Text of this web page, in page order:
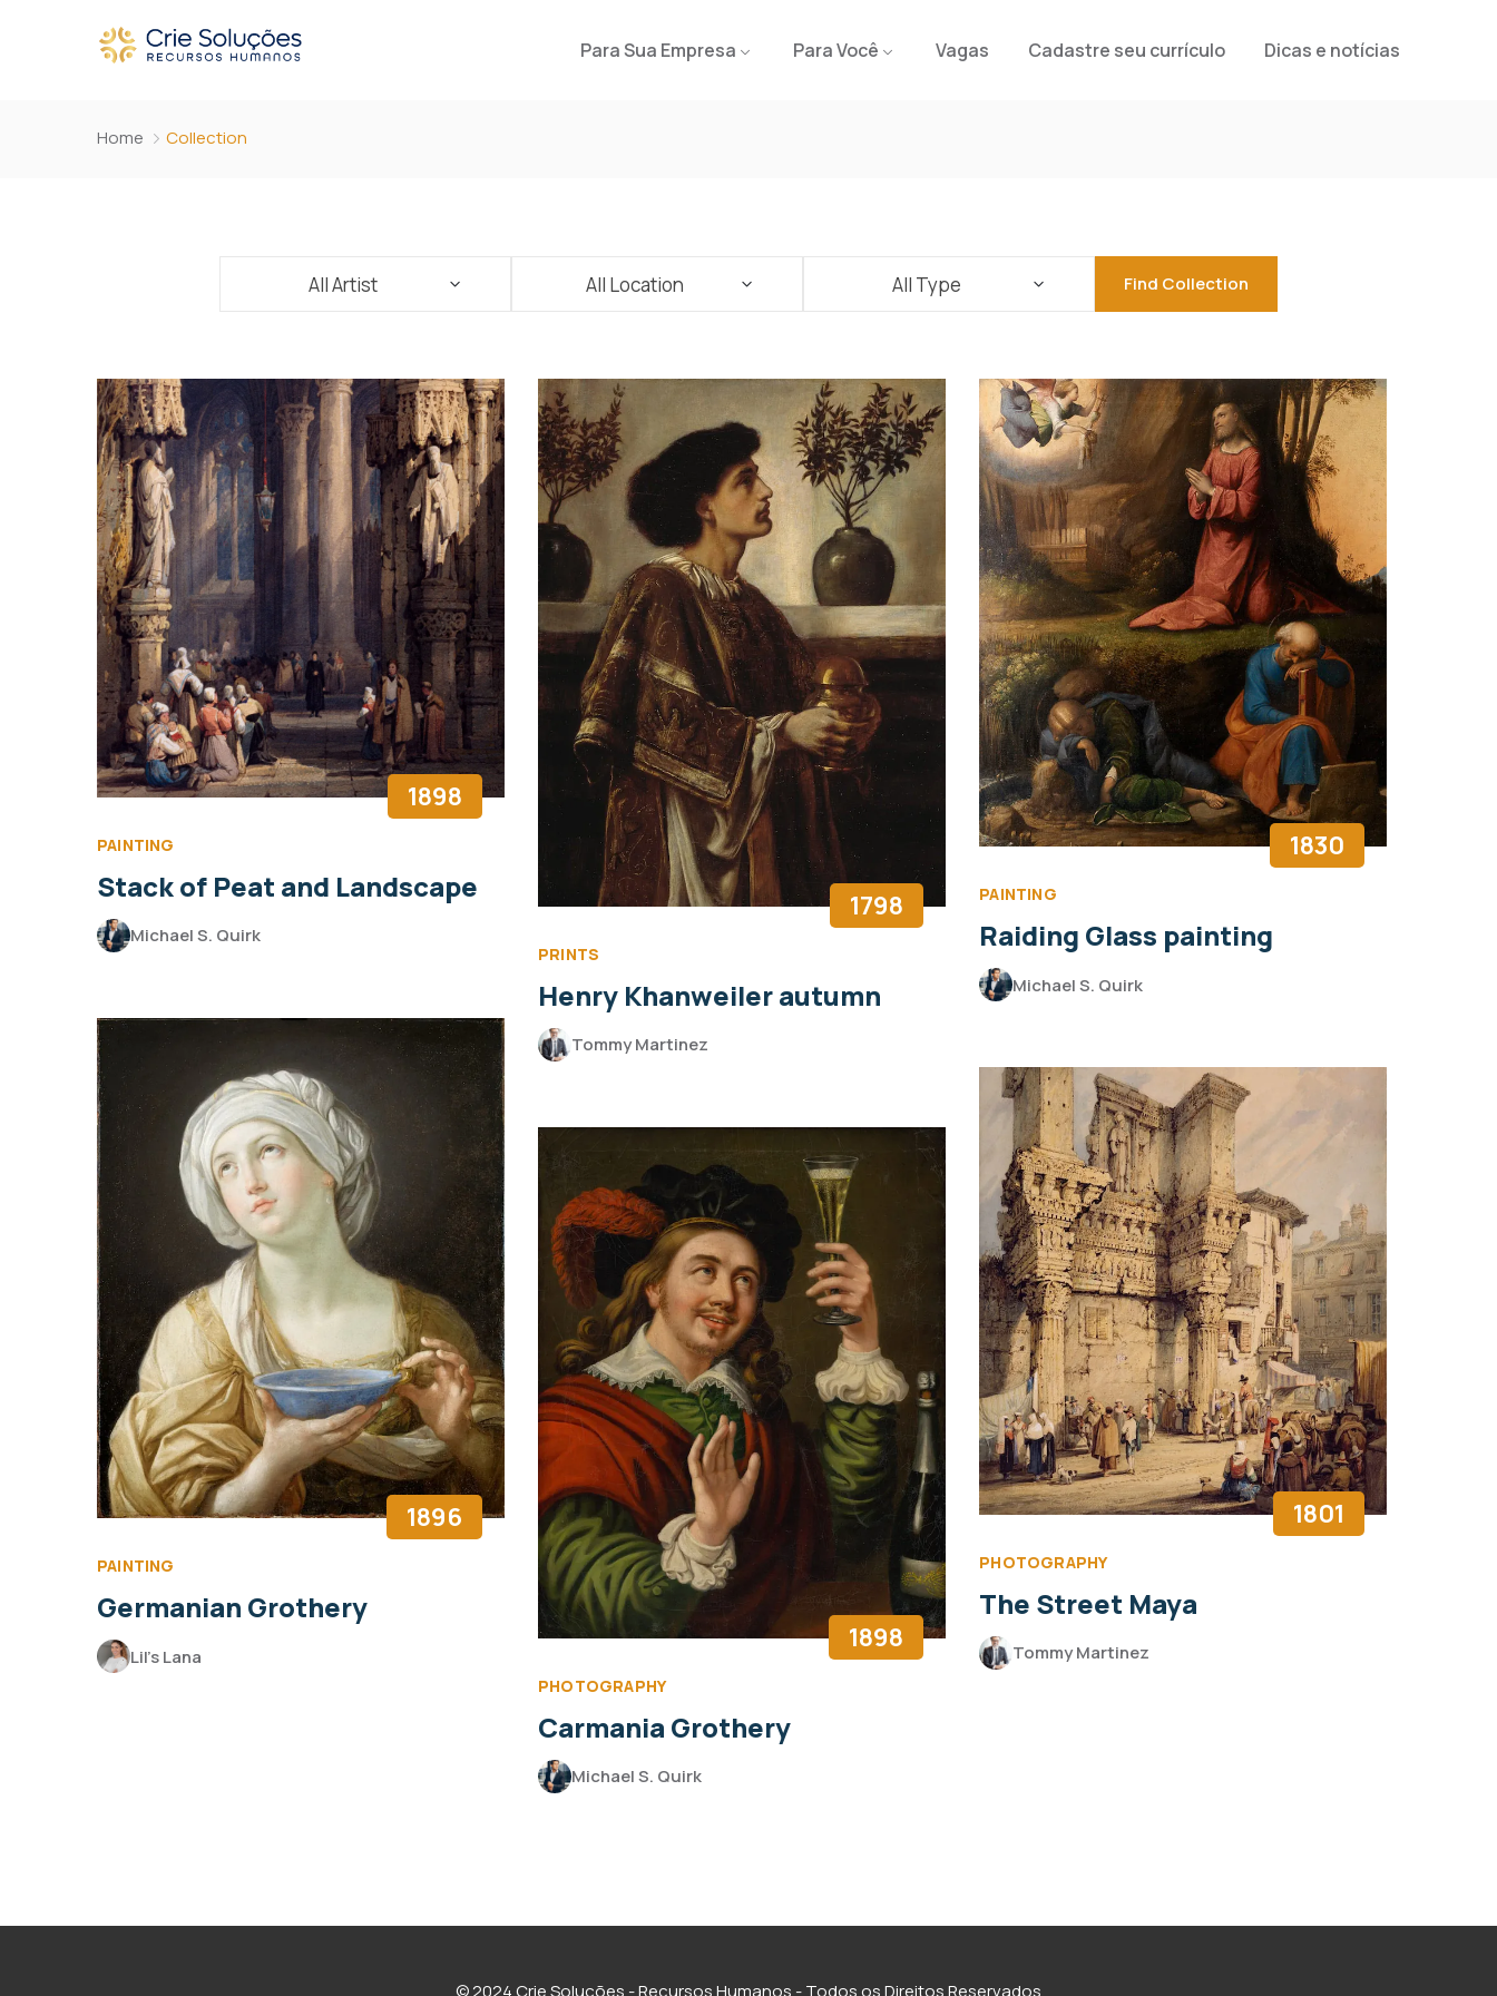
Para Sua Empresa Para Você Vagas Cadastre seu currículo Dicas e notícias
Home Collection
All Artist All Location All Type
1898
PAINTING
Stack of Peat and Landscape
Michael S. Quirk
1798
PRINTS
Henry Khanweiler autumn
Tommy Martinez
1830
PAINTING
Raiding Glass painting
Michael S. Quirk
1896
PAINTING
Germanian Grothery
Lil’s Lana
1801
PHOTOGRAPHY
The Street Maya
Tommy Martinez
1898
PHOTOGRAPHY
Carmania Grothery
Michael S. Quirk
© 2024 Crie Soluções - Recursos Humanos - Todos os Direitos Reservados